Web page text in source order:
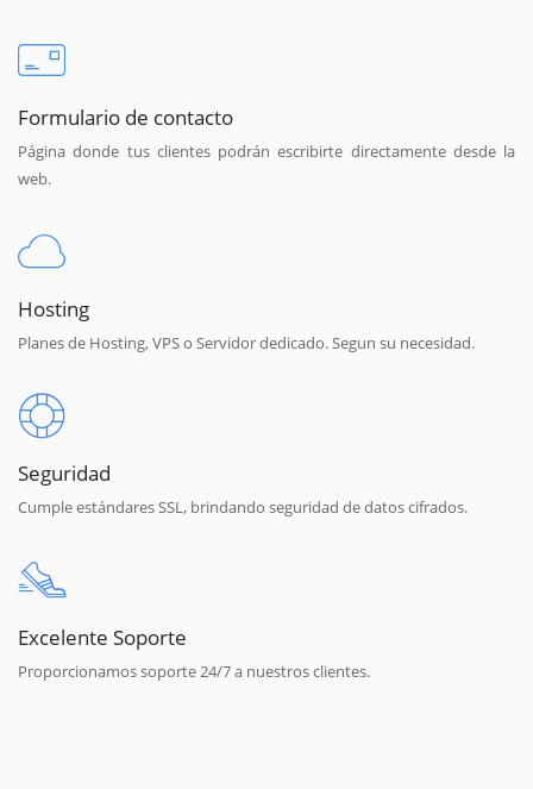
Formulario de contacto
Página donde tus clientes podrán escribirte directamente desde la
web.
Hosting
Planes de Hosting, VPS o Servidor dedicado. Segun su necesidad.
Seguridad
Cumple estándares SSL, brindando seguridad de datos cifrados.
Excelente Soporte
Proporcionamos soporte 24/7 a nuestros clientes.